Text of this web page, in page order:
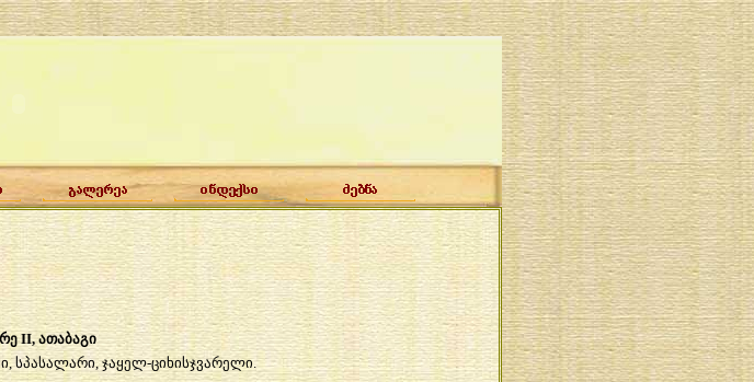
II, ათაბაგი
,სპასალარი,ჯაყელ-ციხისჯვარელი.